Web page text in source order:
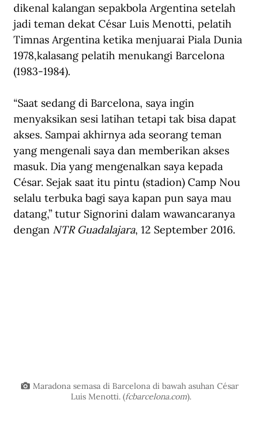
dikenal kalangan sepakbola Argentina setelah
jadi teman dekat César Luis Menotti, pelatih
Timnas Argentina ketika menjuarai Piala Dunia
1978,kalasang pelatih menukangi Barcelona
(1983-1984).
“Saat sedang di Barcelona, saya ingin
menyaksikan sesi latihan tetapi tak bisa dapat
akses. Sampai akhirnya ada seorang teman
yang mengenali saya dan memberikan akses
masuk. Dia yang mengenalkan saya kepada
César. Sejak saat itu pintu (stadion) Camp Nou
selalu terbuka bagi saya kapan pun saya mau
datang,” tutur Signorini dalam wawancaranya
dengan NTR Guadalajara, 12 September 2016.
Maradona semasa di Barcelona di bawah asuhan César
Luis Menotti. (fcbarcelona.com).